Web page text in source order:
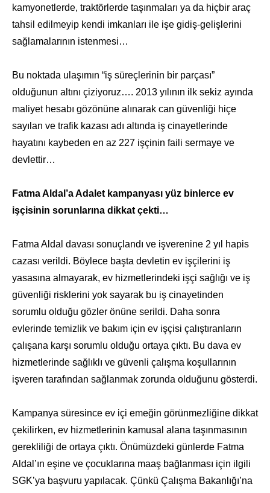
kamyonetlerde, traktörlerde taşınmaları ya da hiçbir araç
tahsil edilmeyip kendi imkanları ile işe gidiş-gelişlerini
sağlamalarının istenmesi…
Bu noktada ulaşımın “iş süreçlerinin bir parçası”
olduğunun altını çiziyoruz…. 2013 yılının ilk sekiz ayında
maliyet hesabı gözönüne alınarak can güvenliği hiçe
sayılan ve trafik kazası adı altında iş cinayetlerinde
hayatını kaybeden en az 227 işçinin faili sermaye ve
devlettir…
Fatma Aldal’a Adalet kampanyası yüz binlerce ev
işçisinin sorunlarına dikkat çekti…
Fatma Aldal davası sonuçlandı ve işverenine 2 yıl hapis
cazası verildi. Böylece başta devletin ev işçilerini iş
yasasına almayarak, ev hizmetlerindeki işçi sağlığı ve iş
güvenliği risklerini yok sayarak bu iş cinayetinden
sorumlu olduğu gözler önüne serildi. Daha sonra
evlerinde temizlik ve bakım için ev işçisi çalıştıranların
çalışana karşı sorumlu olduğu ortaya çıktı. Bu dava ev
hizmetlerinde sağlıklı ve güvenli çalışma koşullarının
işveren tarafından sağlanmak zorunda olduğunu gösterdi.
Kampanya süresince ev içi emeğin görünmezliğine dikkat
çekilirken, ev hizmetlerinin kamusal alana taşınmasının
gerekliliği de ortaya çıktı. Önümüzdeki günlerde Fatma
Aldal’ın eşine ve çocuklarına maaş bağlanması için ilgili
SGK’ya başvuru yapılacak. Çünkü Çalışma Bakanlığı’na